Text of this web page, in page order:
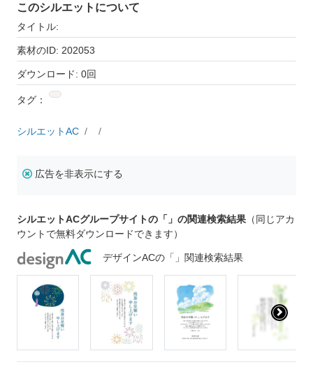
このシルエットについて
タイトル:
素材のID: 202053
ダウンロード: 0回
タグ：
シルエットAC
広告を非表示にする
シルエットACグループサイトの「」の関連検索結果 （同じアカ
ウントで無料ダウンロードできます）
デザインACの「」関連検索結果